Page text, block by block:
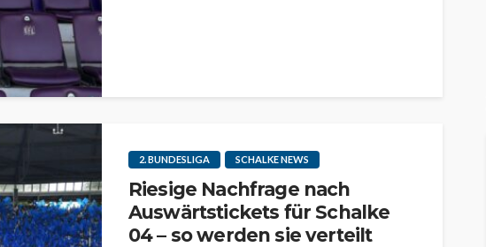
2. BUNDESLIGA SCHALKE NEWS
Riesige Nachfrage nach
Auswärtstickets für Schalke
04 – so werden sie verteilt